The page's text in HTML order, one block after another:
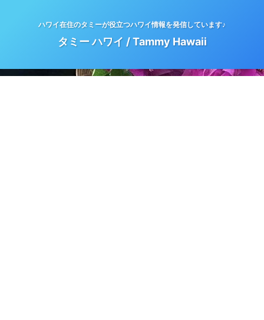
ハワイ在住のタミーが役立つハワイ情報を発信しています♪
タミー ハワイ / Tammy Hawaii